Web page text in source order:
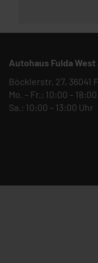
Autohaus Fulda West
Böcklerstr. 27, 36041
Mo. – Fr.: 10:00 –
Sa.: 10:00 – 13:00 Uhr